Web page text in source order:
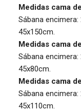
Medidas cama
Sábana
45x150cm.
Medidas cama
Sábana
45x80cm.
Medidas cama
Sábana
45x110cm.